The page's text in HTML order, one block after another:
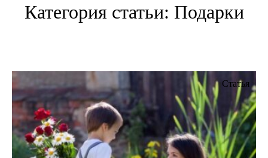
Категория статьи: Подарки
Статья